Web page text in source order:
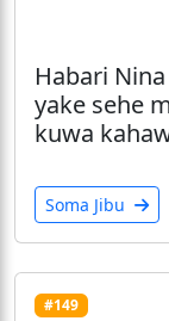
Habari
yake sehe
kuwa
Soma Jibu
#149